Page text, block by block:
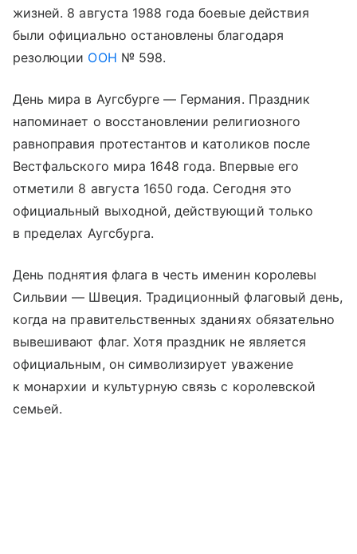
жизней. 8 августа 1988 года боевые действия
были официально остановлены благодаря
резолюции ООН № 598.
День мира в Аугсбурге — Германия. Праздник
напоминает о восстановлении религиозного
равноправия протестантов и католиков после
Вестфальского мира 1648 года. Впервые его
отметили 8 августа 1650 года. Сегодня это
официальный выходной, действующий только
в пределах Аугсбурга.
День поднятия флага в честь именин королевы
Сильвии — Швеция. Традиционный флаговый день,
когда на правительственных зданиях обязательно
вывешивают флаг. Хотя праздник не является
официальным, он символизирует уважение
к монархии и культурную связь с королевской
семьей.